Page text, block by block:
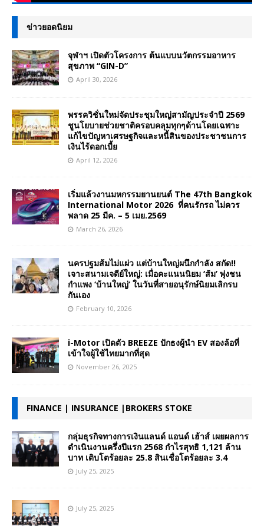
ข่าวยอดนิยม
จุฬาฯ เปิดตัวโครงการ ต้นแบบนวัตกรรมอาหาร
สุขภาพ “GIN-D”
April 30, 2026
พรรควิชั่นใหม่จัดประชุมใหญ่สามัญประจำปี 2569
ชูนโยบายช่วยชาติครอบคลุมทุกๆด้านโดยเฉพาะ
แก้ไขปัญหาเศรษฐกิจและหนี้สินของประชาชนการ
เงินไร้ดอกเบี้ย
April 12, 2026
เริ่มแล้วงานมหกรรมยานยนต์ The 47th Bangkok
International Motor 2026 ที่คนรักรถ ไม่ควร
พลาด 25 มีค. – 5 เมย.2569
March 26, 2026
นครปฐมส้มไม่แผ่ว แต่บ้านใหญ่ผนึกกำลัง สกัด!!
เจาะสนามเจดีย์ใหญ่: เมื่อคะแนนนิยม ‘ส้ม’ พุ่งชน
กำแพง ‘บ้านใหญ่’ ในวันที่สายอนุรักษ์นิยมเลิกรบ
กันเอง
February 10, 2026
i-Motor เปิดตัว BREEZE ปักธงผู้นำ EV สองล้อที่
เข้าใจผู้ใช้ไทยมากที่สุด
November 26, 2025
FINANCE | INSURANCE |BROKERS STOKE
กลุ่มธุรกิจทางการเงินแลนด์ แอนด์ เฮ้าส์ เผยผลการ
ดำเนินงานครึ่งปีแรก 2568 กำไรสุทธิ 1,121 ล้าน
บาท เติบโตร้อยละ 25.8 สินเชื่อโตร้อยละ 3.4
July 25, 2025
July 25, 2025